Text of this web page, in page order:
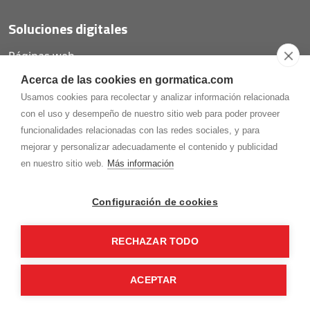
Acerca de las cookies en gormatica.com
Usamos cookies para recolectar y analizar información relacionada
con el uso y desempeño de nuestro sitio web para poder proveer
funcionalidades relacionadas con las redes sociales, y para
mejorar y personalizar adecuadamente el contenido y publicidad
en nuestro sitio web. Más información
Configuración de cookies
RECHAZAR TODO
ACEPTAR
Soluciones digitales
Páginas web
Tiendas online
975.368.262
¡Síguenos en nuestras redes!